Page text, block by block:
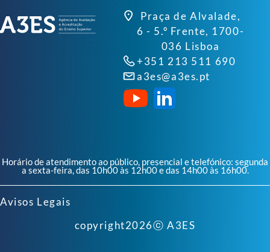
Praça de Alvalade,
6 - 5.º Frente, 1700-
036 Lisboa
+351 213 511 690
a3es@a3es.pt
Horário de atendimento ao público, presencial e telefónico: segunda
a sexta-feira, das 10h00 às 12h00 e das 14h00 às 16h00.
Avisos Legais
copyright2026ⓒ A3ES